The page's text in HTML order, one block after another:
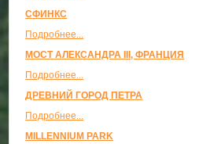
СФИНКС
Подробнее...
МОСТ АЛЕКСАНДРА III, ФРАНЦИЯ
Подробнее...
ДРЕВНИЙ ГОРОД ПЕТРА
Подробнее...
MILLENNIUM PARK